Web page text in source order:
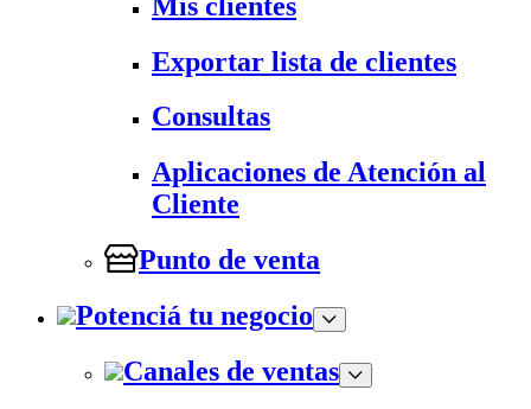
Exportar lista de clientes
Consultas
Aplicaciones de Atención al
Cliente
Punto de venta
Potenciá tu negocio
Canales de ventas